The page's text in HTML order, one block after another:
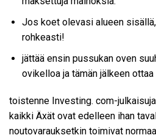
Jos koet olevasi alueen
rohkeasti!
jättää ensin pussukan oven
ovikelloa ja tämän jälkeen ottaa
toistenne Investing. com-
kaikki Äxät ovat edelleen ihan
noutovarauksetkin toimivat